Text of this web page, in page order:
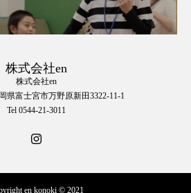
株式会社en
株式会社en
県富士宮市万野原新田3322-11-1
Tel 0544-21-3011
en konoki © 2021